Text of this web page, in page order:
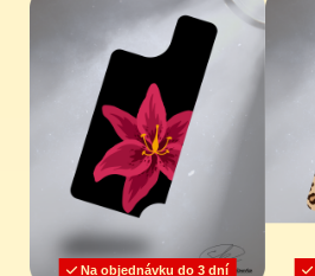
Na objednávku do 3 dní